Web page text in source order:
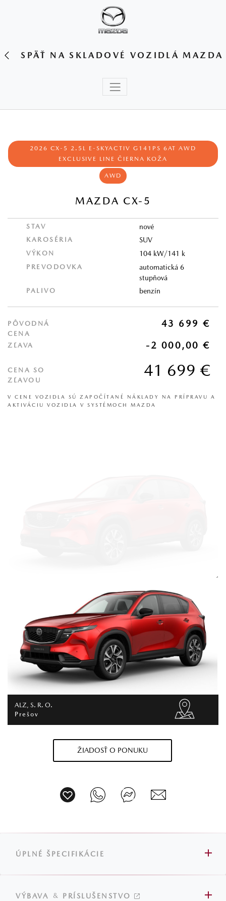
SPÄŤ NA SKLADOVÉ VOZIDLÁ MAZDA
2026 CX-5 2.5L E-SKYACTIV G141PS 6AT AWD
EXCLUSIVE LINE ČIERNA KOŽA
AWD
MAZDA CX-5
STAV nové
KAROSÉRIA SUV
VÝKON 104 kW/141 k
PREVODOVKA
automatická 6
stupňová
PALIVO benzín
PÔVODNÁ
CENA
43 699 €
ZĽAVA -2 000,00 €
CENA SO
ZĽAVOU
41 699 €
V CENE VOZIDLA SÚ ZAPOČÍTANÉ NÁKLADY NA PRÍPRAVU A
AKTIVÁCIU VOZIDLA V SYSTÉMOCH MAZDA
ALZ, S. R. O.
Prešov
ŽIADOSŤ O PONUKU
ÚPLNÉ ŠPECIFIKÁCIE
VÝBAVA & PRÍSLUŠENSTVO